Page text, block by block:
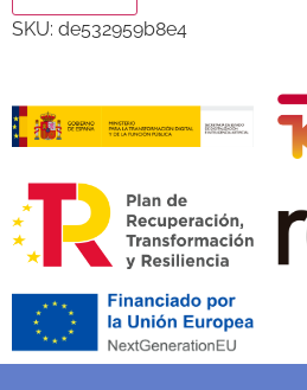
SKU: de532959b8e4